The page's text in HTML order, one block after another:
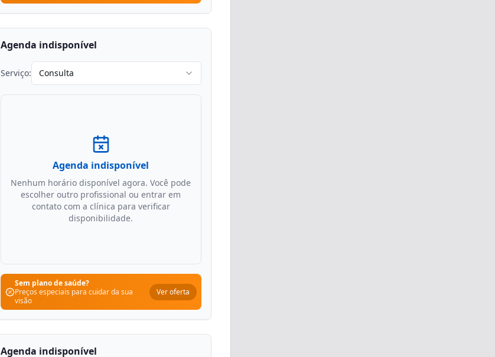
Agenda indisponível
Serviço: Consulta
Agenda indisponível
Nenhum horário disponível agora. Você pode
escolher outro profissional ou entrar em
contato com a clínica para verificar
disponibilidade.
Sem plano de saúde?
Preços especiais para cuidar da sua
visão
Ver oferta
Agenda indisponível